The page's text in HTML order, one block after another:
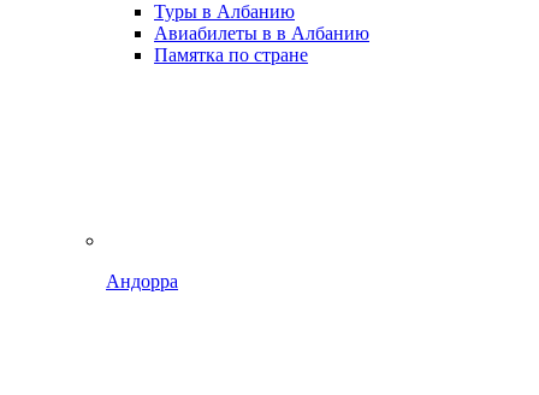
Туры в Албанию
Авиабилеты в в Албанию
Памятка по стране
Андорра